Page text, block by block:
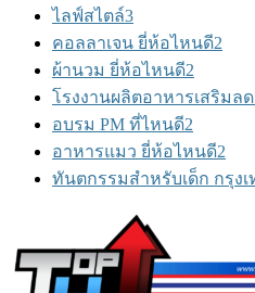
ไลฟ์สไตล์3
คอลลาเจน ยี่ห้อไหนดี2
ผ้านวม ยี่ห้อไหนดี2
โรงงานผลิตอาหารเสริมล
อบรม PM ที่ไหนดี2
อาหารแมว ยี่ห้อไหนดี2
ทันตกรรมสำหรับเด็ก กรุง